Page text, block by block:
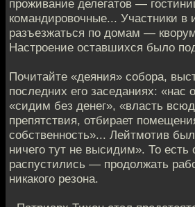
проживание делегатов —
командировочные... Участники в
разъезжаться по домам —
Настроение оставшихся было
Почитайте «деяния» собора,
последних его заседаниях: «нас
«сидим без денег», «власть
препятствия, отбирает
собственность»... Лейтмотив
ничего тут не высидим». То есть
распустились — продолжать
никакого резона.